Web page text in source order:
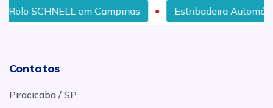
em Campinas Estribadeira Automática em Salvador
Contatos
Piracicaba / SP